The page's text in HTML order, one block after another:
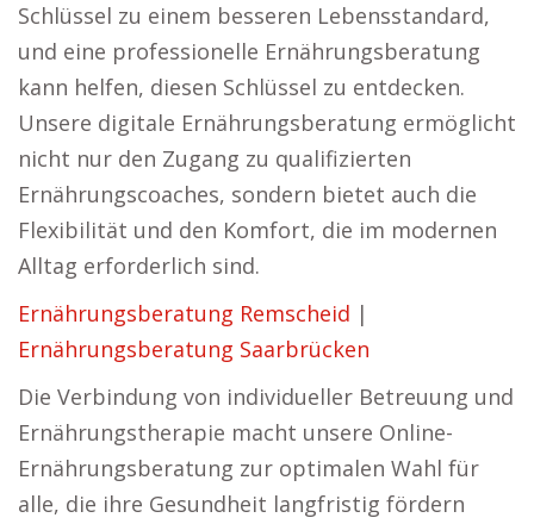
Schlüssel zu einem besseren Lebensstandard,
und eine professionelle Ernährungsberatung
kann helfen, diesen Schlüssel zu entdecken.
Unsere digitale Ernährungsberatung ermöglicht
nicht nur den Zugang zu qualifizierten
Ernährungscoaches, sondern bietet auch die
Flexibilität und den Komfort, die im modernen
Alltag erforderlich sind.
Ernährungsberatung Remscheid |
Ernährungsberatung Saarbrücken
Die Verbindung von individueller Betreuung und
Ernährungstherapie macht unsere Online-
Ernährungsberatung zur optimalen Wahl für
alle, die ihre Gesundheit langfristig fördern